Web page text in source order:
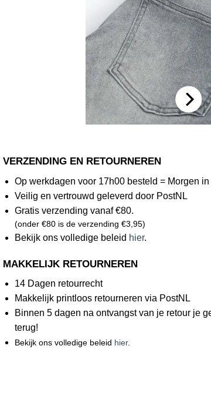
VERZENDING EN RETOURNEREN
Op werkdagen voor 17h00 besteld = Morgen
Veilig en vertrouwd geleverd door PostNL
Gratis verzending vanaf €80.
(onder €80 is de verzending €3,95)
Bekijk ons volledige beleid hier.
MAKKELIJK RETOURNEREN
14 Dagen retourrecht
Makkelijk printloos retourneren via PostNL
Binnen 5 dagen na ontvangst van je retour je
terug!
Bekijk ons volledige beleid hier.